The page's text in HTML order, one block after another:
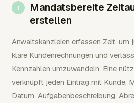
Mandatsbereite
erstellen
Anwaltskanzleien erfassen Zeit, um
klare Kundenrechnungen und
Kennzahlen umzuwandeln. Eine
verknüpft jeden Eintrag mit Kunde,
Datum, Aufgabenbeschreibung,